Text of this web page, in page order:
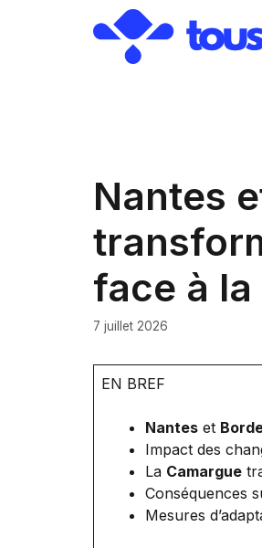
Nantes
face à
7 juillet 2026
EN BREF
Nantes et
Impact des
La Camargue
Conséquences
Mesures